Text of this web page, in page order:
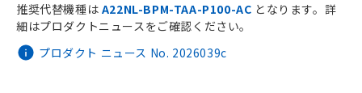
プロダクト ニュース No. 2026039c
推奨代替機種は A22NL-BPM-TAA-P100-AC となります。詳
細はプロダクトニュースをご確認ください。